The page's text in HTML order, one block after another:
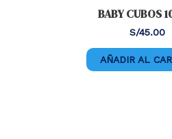
BABY CUBOS
S/45.00
AÑADIR AL